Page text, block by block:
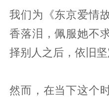
我们为《东京爱情
香落泪，佩服她不
择别人之后，依旧坚
然而，在当下这个